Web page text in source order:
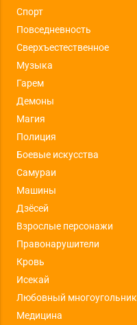
Спорт
Повседневность
Сверхъестественное
Музыка
Гарем
Демоны
Магия
Полиция
Боевые искусства
Самураи
Машины
Дзёсей
Взрослые персонажи
Правонарушители
Кровь
Исекай
Любовный многоугольник
Медицина